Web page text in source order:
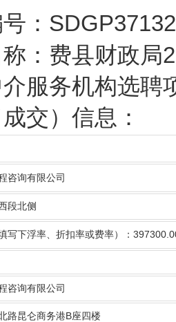
：
：费县财政局
服务机构选聘
交）信息：
咨询有限公司
段北侧
写下浮率、折扣率或费率）：
咨询有限公司
路昆仑商务港B座四楼